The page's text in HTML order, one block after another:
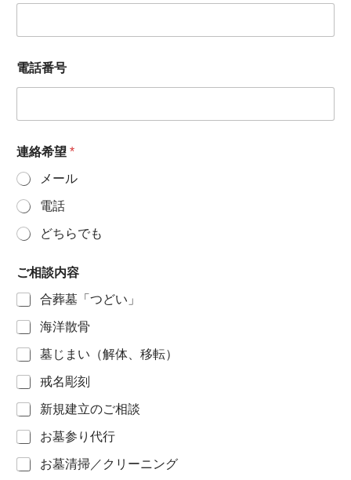
電話番号
連絡希望 *
メール
電話
どちらでも
ご相談内容
合葬墓「つどい」
海洋散骨
墓じまい（解体、移転）
戒名彫刻
新規建立のご相談
お墓参り代行
お墓清掃／クリーニング